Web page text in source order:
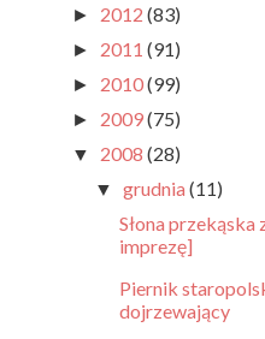
► 2012 (83)
► 2011 (91)
► 2010(99)
► 2009(75)
▼ 2008 (28)
▼grudnia(11)
Słona
imprezę]
Piernik
dojrzewający